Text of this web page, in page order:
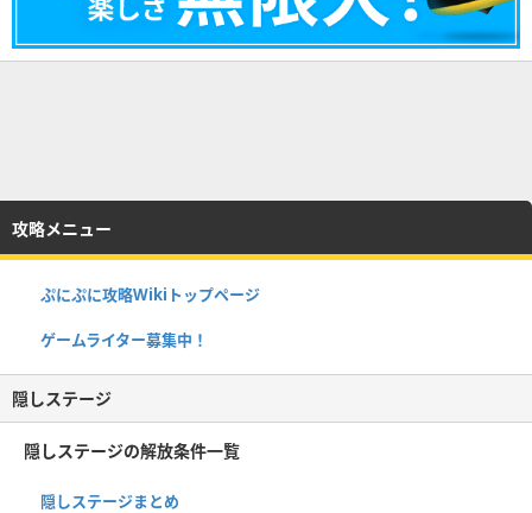
攻略メニュー
ぷにぷに攻略Wikiトップページ
ゲームライター募集中！
隠しステージ
隠しステージの解放条件一覧
隠しステージまとめ